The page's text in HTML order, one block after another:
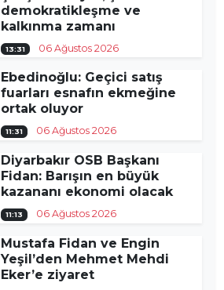
demokratikleşme ve
kalkınma zamanı
13:31 06 Ağustos 2026
Ebedinoğlu: Geçici satış
fuarları esnafın ekmeğine
ortak oluyor
11:31 06 Ağustos 2026
Diyarbakır OSB Başkanı
Fidan: Barışın en büyük
kazananı ekonomi olacak
11:13 06 Ağustos 2026
Mustafa Fidan ve Engin
Yeşil’den Mehmet Mehdi
Eker’e ziyaret